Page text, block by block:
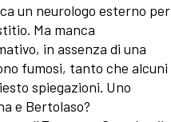
un neurologo esterno per
Ma manca
in assenza di una
fumosi, tanto che alcuni
spiegazioni. Uno
e Bertolaso?